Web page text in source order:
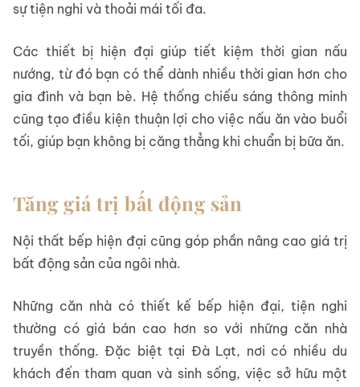
sự tiện nghi và thoải mái tối đa.
Các thiết bị hiện đại giúp tiết kiệm thời gian nấu
nướng, từ đó bạn có thể dành nhiều thời gian hơn cho
gia đình và bạn bè. Hệ thống chiếu sáng thông minh
cũng tạo điều kiện thuận lợi cho việc nấu ăn vào buổi
tối, giúp bạn không bị căng thẳng khi chuẩn bị bữa ăn.
Tăng giá trị bất động sản
Nội thất bếp hiện đại cũng góp phần nâng cao giá trị
bất động sản của ngôi nhà.
Những căn nhà có thiết kế bếp hiện đại, tiện nghi
thường có giá bán cao hơn so với những căn nhà
truyền thống. Đặc biệt tại Đà Lạt, nơi có nhiều du
khách đến tham quan và sinh sống, việc sở hữu một